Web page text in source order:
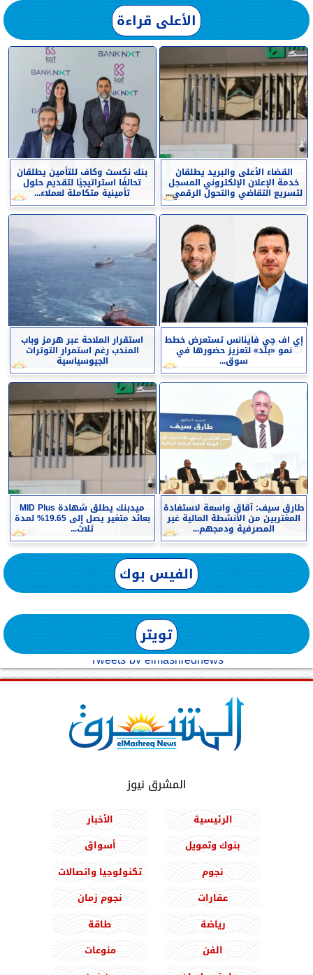
الأعلى قراءة
القضاء الأعلى والبريد يطلقان
خدمة الإعلان الإلكتروني المسجل
لتسريع التقاضي والتحول الرقمي...
بنك نكست وكاف للتأمين يطلقان
تحالفًا استراتيجيًا لتقديم حلول
تأمينية متكاملة لعملاء...
إي اف چي فاينانس تستعرض خطط
نمو «بلد» لتعزيز حضورها في
سوق...
استقرار الملاحة عبر هرمز وباب
المندب رغم استمرار التوترات
الجيوسياسية
طارق سيف: آقاق واسعة لاستفادة
المغتربين من الأنشطة المالية غير
المصرفية ودمجهم...
ميدبنك يطلق شهادة MID Plus
بعائد متغير يصل إلى 19.65% لمدة
ثلاث...
الفيس بوك
تويتر
Tweets by elmashreqnews
المشرق نيوز
الرئيسية
الأخبار
بنوك وتمويل
أسواق
نجوم
تكنولوجيا واتصالات
عقارات
نجوم زمان
رياضة
طاقة
الفن
منوعات